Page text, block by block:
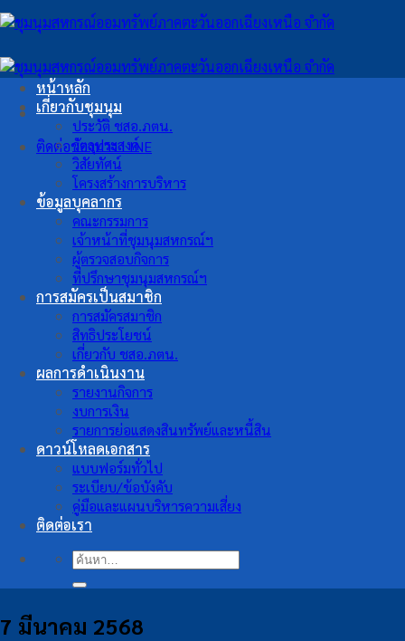
ข้าม
ไป
เนื้อหา
ติดต่อช่องทาง LINE
หน้าหลัก
เกี่ยวกับชุมนุม
ประวัติ ชสอ.ภตน.
วัตถุประสงค์
วิสัยทัศน์
โครงสร้างการบริหาร
ข้อมูลบุคลากร
คณะกรรมการ
เจ้าหน้าที่ชุมนุมสหกรณ์ฯ
ผู้ตรวจสอบกิจการ
ที่ปรึกษาชุมนุมสหกรณ์ฯ
การสมัครเป็นสมาชิก
การสมัครสมาชิก
สิทธิประโยชน์
เกี่ยวกับ ชสอ.ภตน.
ผลการดำเนินงาน
รายงานกิจการ
งบการเงิน
รายการย่อแสดงสินทรัพย์และหนี้สิน
ดาวน์โหลดเอกสาร
แบบฟอร์มทั่วไป
ระเบียบ/ข้อบังคับ
คู่มือและแผนบริหารความเสี่ยง
ติดต่อเรา
ค้นหา:
7 มีนาคม 2568